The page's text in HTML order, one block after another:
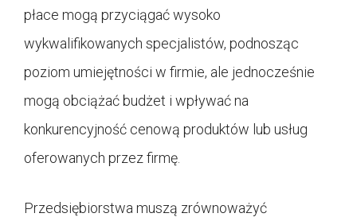
płace mogą przyciągać wysoko
wykwalifikowanych specjalistów, podnosząc
poziom umiejętności w firmie, ale jednocześnie
mogą obciążać budżet i wpływać na
konkurencyjność cenową produktów lub usług
oferowanych przez firmę.
Przedsiębiorstwa muszą zrównoważyć